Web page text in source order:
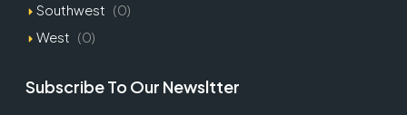
Southwest (0)
West (0)
Subscribe To Our Newsltter